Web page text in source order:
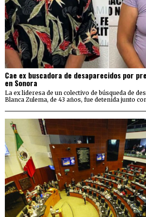
Cae ex buscadora de desaparecidos por
en Sonora
La ex lideresa de un colectivo de búsqueda de
Blanca Zulema, de 43 años, fue detenida junto